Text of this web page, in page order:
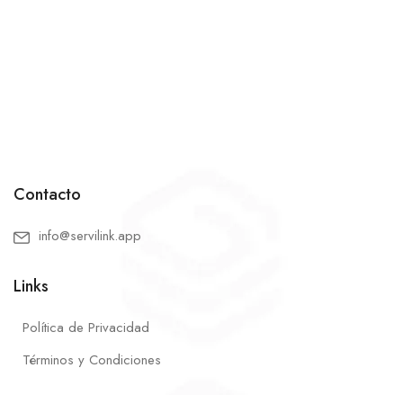
Contacto
info@servilink.app
Links
Política de Privacidad
Términos y Condiciones